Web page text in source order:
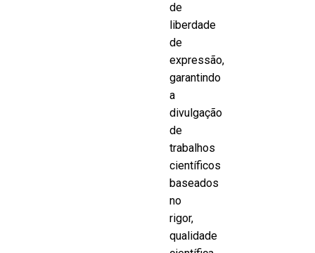
de
liberdade
de
expressão,
garantindo
a
divulgação
de
trabalhos
científicos
baseados
no
rigor,
qualidade